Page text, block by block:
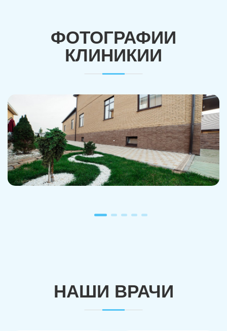
ФОТОГРАФИИ
КЛИНИКИИ
НАШИ ВРАЧИ